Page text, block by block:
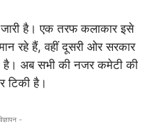
है। एक तरफ कलाकार इसे
रहे हैं, वहीं दूसरी ओर सरकार
है। अब सभी की नजर कमेटी की
टिकी है।
-